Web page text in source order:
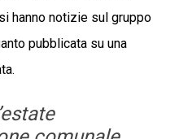
hanno notizie sul gruppo
pubblicata su una